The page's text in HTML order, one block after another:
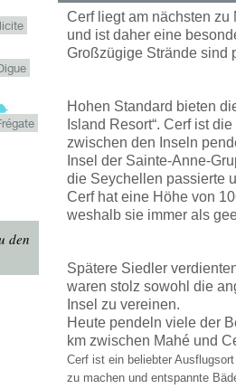
den
Cerf liegt am nächsten
und ist daher eine
Großzügige Strände sind
Hohen Standard bieten
Island Resort“. Cerf ist
zwischen den Inseln
Insel der Sainte-Anne-
die Seychellen passierte
Cerf hat eine Höhe von
weshalb sie immer als
Spätere Siedler
waren stolz sowohl die
Insel zu vereinen.
Heute pendeln viele der
km zwischen Mahé und
Cerf ist ein beliebter
zu machen und entspannte